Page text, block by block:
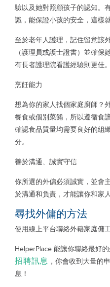
驗以及她對照顧孩子的認知。
識，能保證小孩的安全，這樣
至於老年人護理，記住留意該
（護理員或護士證書）並確保
有長者護理院看護經驗則更佳。
烹飪能力
想為你的家人找個家庭廚師？
餐食或個別菜餚，所以遵循食
確認食品質量均需要良好的組
分。
善於溝通、誠實守信
你所選的外傭必須誠實，並會
於溝通和負責，才能讓你和家
尋找外傭的方法
使用線上平台聯絡外籍家庭傭
HelperPlace 能讓你聯絡最好
招聘訊息 ，你會收到大量的
息！